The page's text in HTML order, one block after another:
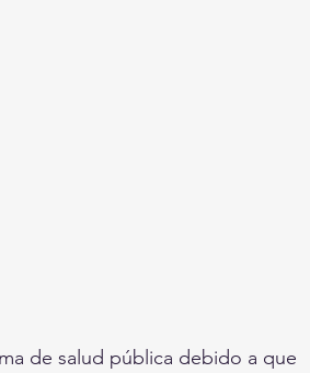
de salud pública debido a que